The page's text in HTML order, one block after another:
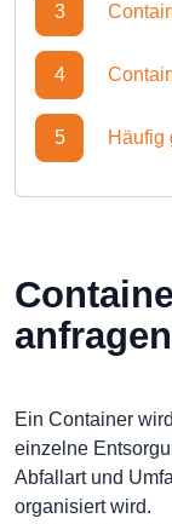
3
4
5 Häufig
anfragen
Ein Container
einzelne
Abfallart und
organisiert wird.